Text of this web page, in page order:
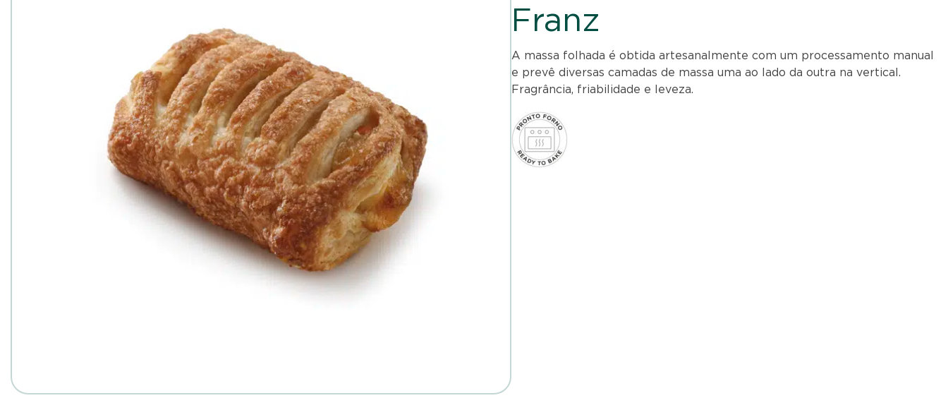
Franz
A massa folhada é obtida artesanalmente com um processamento manual
e prevê diversas camadas de massa uma ao lado da outra na vertical.
Fragrância, friabilidade e leveza.